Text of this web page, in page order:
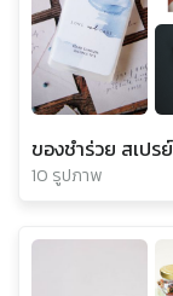
10 รูปภาพ